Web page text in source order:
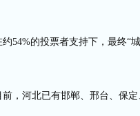
约54%的投票者支持下，最终“
前，河北已有邯郸、邢台、保